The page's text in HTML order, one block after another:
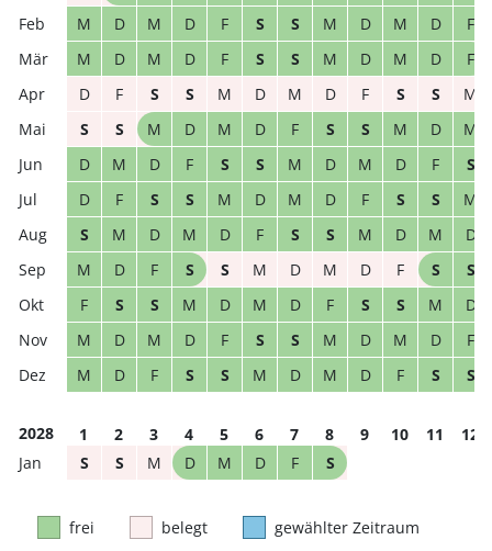
M
D M D F S S M D M D
F
M
D M D F S S M D M D
F
D
F S S M D M D F S S
M
S
S M D M D F S S M D
M
D
M D F S S M D M D F
S
D
F S S M D M D F S S
M
S
M D M D F S S M D M
D
M
D F S S M D M D F S
S
F
S S M D M D F S S M
D
M
D M D F S S M D M D
F
M
D F S S M D M D F S S
2028 1 2 3 4 5 6 7 8 9 10 11
12
S
S M D M D F S
frei belegt gewählter Zeitraum